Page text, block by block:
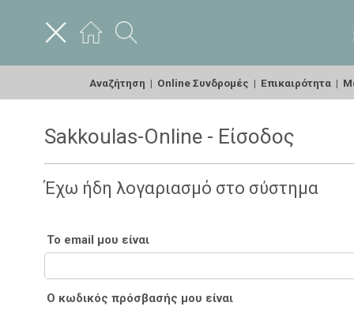
Αναζήτηση | Online Συνδρομές | Επικαιρότητα |
Sakkoulas-Online - Είσοδος
Έχω ήδη λογαριασμό στο σύστημα
Το email μου είναι
Ο κωδικός πρόσβασής μου είναι